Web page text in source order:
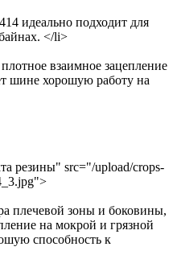
идеально подходит для
</li>
взаимное зацепление
шине хорошую работу на
резины" src="/upload/crops-
плечевой зоны и боковины,
на мокрой и грязной
способность к